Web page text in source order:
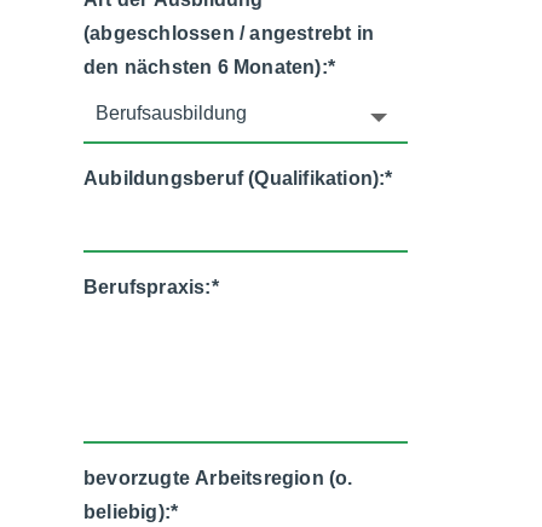
(abgeschlossen / angestrebt in
den nächsten 6 Monaten):*
Aubildungsberuf (Qualifikation):*
Berufspraxis:*
bevorzugte Arbeitsregion (o.
beliebig):*